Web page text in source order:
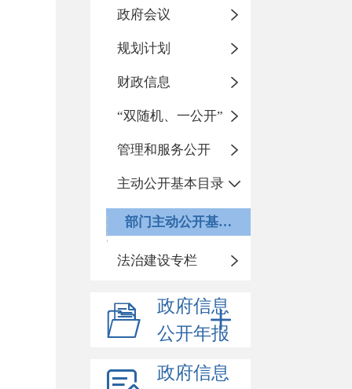
政府会议
规划计划
财政信息
“双随机、一公开”
管理和服务公开
主动公开基本目录
部门主动公开基本目录
法治建设专栏
政府信息
公开年报
政府信息